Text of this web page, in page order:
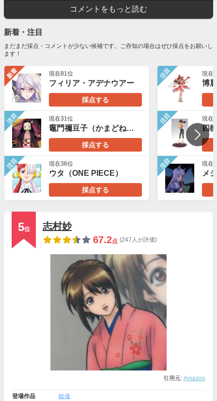
コメントをもっと読む
新着・注目
まだまだ採点・コメントが少ない候補です。ご存知の場合はぜひ採点をお願いし
ます！
新着 現在81位
フィリア・アデナウアー
採点する
注目 現在31位
竈門禰豆子（かまどねずこ）
採点する
注目 現在36位
ウタ（ONE PIECE）
採点する
注目 現在
博
注目 現在
四
注目 現在
5位
志村妙
67.2点 (247人が評価)
引用元: Amazon
登場作品 銀魂